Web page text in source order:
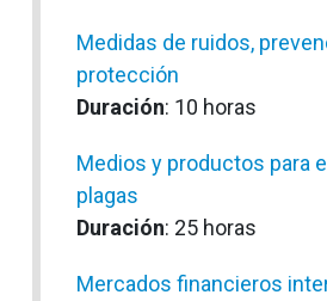
Medidas de ruidos,
protección
Duración: 10 horas
Medios y productos para
plagas
Duración: 25 horas
Mercados financieros